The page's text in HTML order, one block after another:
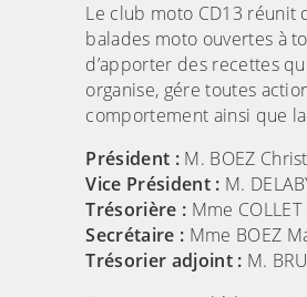
Le club moto CD13 réunit
balades moto ouvertes à
d’apporter des recettes
organise, gére toutes
comportement ainsi que
Président : M. BOEZ
Vice Président : M.
Trésorière : Mme COLLET
Secrétaire : Mme BOEZ
Trésorier adjoint : M.